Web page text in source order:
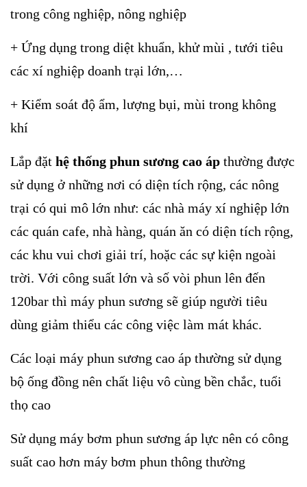
trong công nghiệp, nông nghiệp
+ Ứng dụng trong diệt khuẩn, khử mùi , tưới tiêu
các xí nghiệp doanh trại lớn,…
+ Kiểm soát độ ẩm, lượng bụi, mùi trong không
khí
Lắp đặt hệ thống phun sương cao áp thường được
sử dụng ở những nơi có diện tích rộng, các nông
trại có qui mô lớn như: các nhà máy xí nghiệp lớn
các quán cafe, nhà hàng, quán ăn có diện tích rộng,
các khu vui chơi giải trí, hoặc các sự kiện ngoài
trời. Với công suất lớn và số vòi phun lên đến
120bar thì máy phun sương sẽ giúp người tiêu
dùng giảm thiểu các công việc làm mát khác.
Các loại máy phun sương cao áp thường sử dụng
bộ ống đồng nên chất liệu vô cùng bền chắc, tuổi
thọ cao
Sử dụng máy bơm phun sương áp lực nên có công
suất cao hơn máy bơm phun thông thường